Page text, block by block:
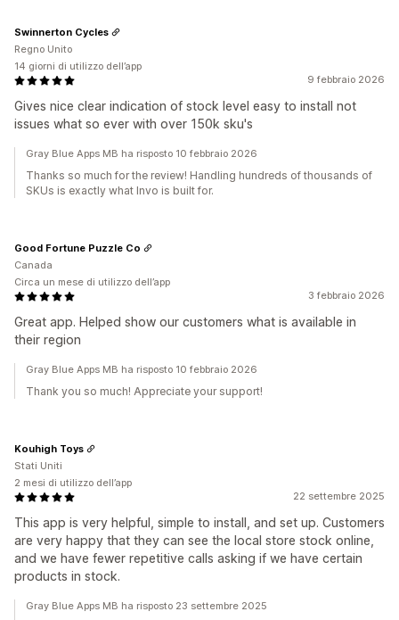
9 febbraio 2026
Gives nice clear indication of stock level easy to install not
issues what so ever with over 150k sku's
Swinnerton Cycles
Regno Unito
14 giorni di utilizzo dell’app
Gray Blue Apps MB ha risposto 10 febbraio 2026
Thanks so much for the review! Handling hundreds of thousands of
SKUs is exactly what Invo is built for.
3 febbraio 2026
Great app. Helped show our customers what is available in
their region
Good Fortune Puzzle Co
Canada
Circa un mese di utilizzo dell’app
Gray Blue Apps MB ha risposto 10 febbraio 2026
Thank you so much! Appreciate your support!
22 settembre 2025
This app is very helpful, simple to install, and set up. Customers
are very happy that they can see the local store stock online,
and we have fewer repetitive calls asking if we have certain
products in stock.
Kouhigh Toys
Stati Uniti
2 mesi di utilizzo dell’app
Gray Blue Apps MB ha risposto 23 settembre 2025